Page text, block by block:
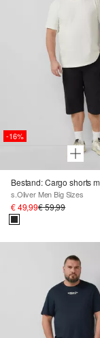
-16%
s.Oliver Men Big Sizes
€ 49,99€ 59,99